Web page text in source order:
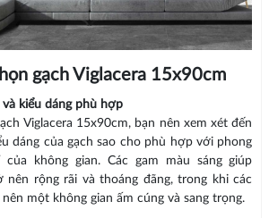
gạch Viglacera 15x90cm
và kiểu dáng phù hợp
Viglacera 15x90cm, bạn nên xem xét đến
dáng của gạch sao cho phù hợp với phong
không gian. Các gam màu sáng giúp
nên rộng rãi và thoáng đãng, trong khi các
một không gian ấm cúng và sang trọng.